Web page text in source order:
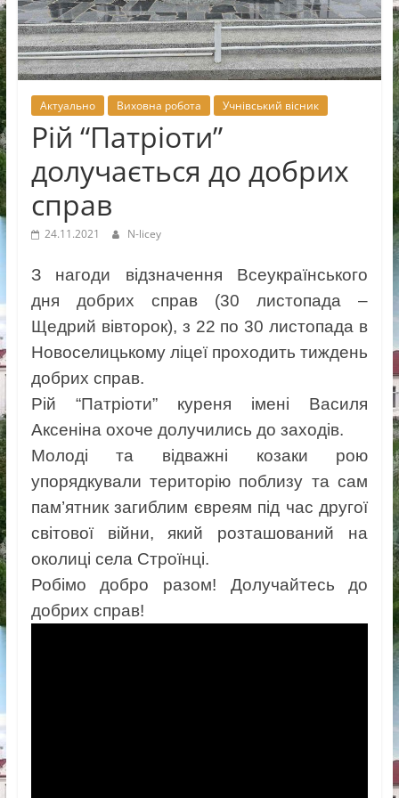
Новоселицької
міської
ради
Актуально Виховна робота Учнівський вісник
Рій “Патріоти”
долучається до добрих
справ
24.11.2021 N-licey
З нагоди відзначення Всеукраїнського
дня добрих справ (30 листопада –
Щедрий вівторок), з 22 по 30 листопада в
Новоселицькому ліцеї проходить тиждень
добрих справ.
Рій “Патріоти” куреня імені Василя
Аксеніна охоче долучились до заходів.
Молоді та відважні козаки рою
упорядкували територію поблизу та сам
пам’ятник загиблим євреям під час другої
світової війни, який розташований на
околиці села Строїнці.
Робімо добро разом! Долучайтесь до
добрих справ!